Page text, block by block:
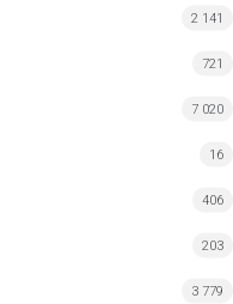
2 141
721
7 020
16
406
203
3 779